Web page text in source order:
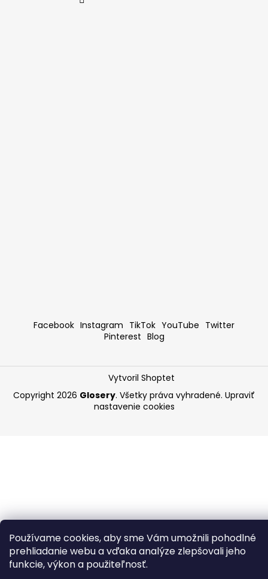
Používame cookies, aby sme Vám umožnili pohodlné
prehliadanie webu a vďaka analýze zlepšovali jeho
funkcie, výkon a použiteľnosť.
Facebook Instagram TikTok YouTube Twitter
Pinterest Blog
Vytvoril Shoptet
Copyright 2026 Glosery. Všetky práva vyhradené. Upraviť
nastavenie cookies